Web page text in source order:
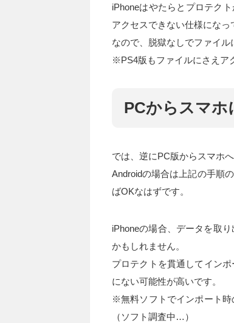
iPhoneはやたらとプロテク
アクセスできない仕様になっ
なので、脱獄なしでファイル
※PS4版もファイルにさえア
PCからスマホ
では、逆にPC版からスマホ
Androidの場合は上記の手順
ばOKなはずです。
iPhoneの場合、データを取
かもしれません。
プロテクトを貫通してイン
にない可能性が高いです。
※無料ソフトでインポート時
（ソフト調査中…）